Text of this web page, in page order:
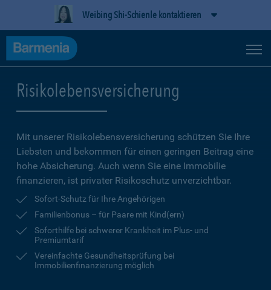
Weibing Shi-Schienle kontaktieren
Risikolebensversicherung
Mit unserer Risikolebensversicherung schützen Sie Ihre
Liebsten und bekommen für einen geringen Beitrag eine
hohe Ab­sicherung. Auch wenn Sie eine Immobilie
finanzieren, ist privater Risikoschutz unverzichtbar.
Sofort-Schutz für Ihre Angehörigen
Familienbonus – für Paare mit Kind(ern)
Soforthilfe bei schwerer Krankheit im Plus- und
Premiumtarif
Vereinfachte Gesundheitsprüfung bei
Immobilienfinanzierung möglich